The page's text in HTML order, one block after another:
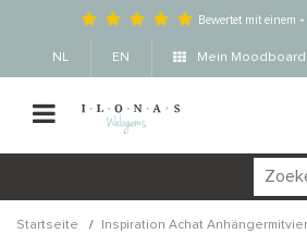
Bewertet mit einem -
NL EN Mein Moodboard
Startseite / Inspiration Achat